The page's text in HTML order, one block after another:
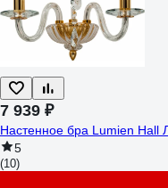
7 939 ₽
Настенное бра Lumien
5
(10)